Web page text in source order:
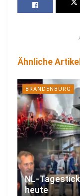
Ähnliche Artikel
BRANDENBURG
NL-
heute